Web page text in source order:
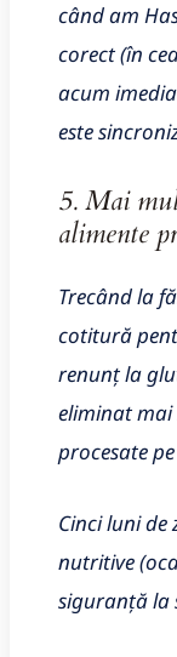
când am
corect (în
acum
este
5. Mai
alimente
Trecând la
cotitură
renunț la
eliminat
procesate
Cinci luni de
nutritive
siguranță la